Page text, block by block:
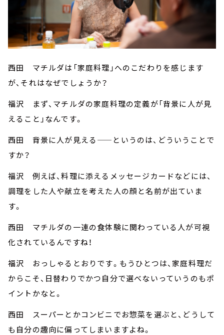
西田 マチルダは「家庭料理」へのこだわりを感じます
が、それはなぜでしょうか？
福沢 まず、マチルダの家庭料理の定義が「背景に人が見
えること」なんです。
西田 背景に人が見える——というのは、どういうことで
すか？
福沢 例えば、料理に添えるメッセージカードなどには、
調理をした人や献立を考えた人の顔と名前が出ていま
す。
西田 マチルダの一連の食体験に関わっている人が可視
化されているんですね！
福沢 おっしゃるとおりです。もうひとつは、家庭料理だ
からこそ、日替わりでかつ自分で選べないっていうのもポ
イントかなと。
西田 スーパーとかコンビニでお惣菜を選ぶと、どうして
も自分の趣向に偏ってしまいますよね。